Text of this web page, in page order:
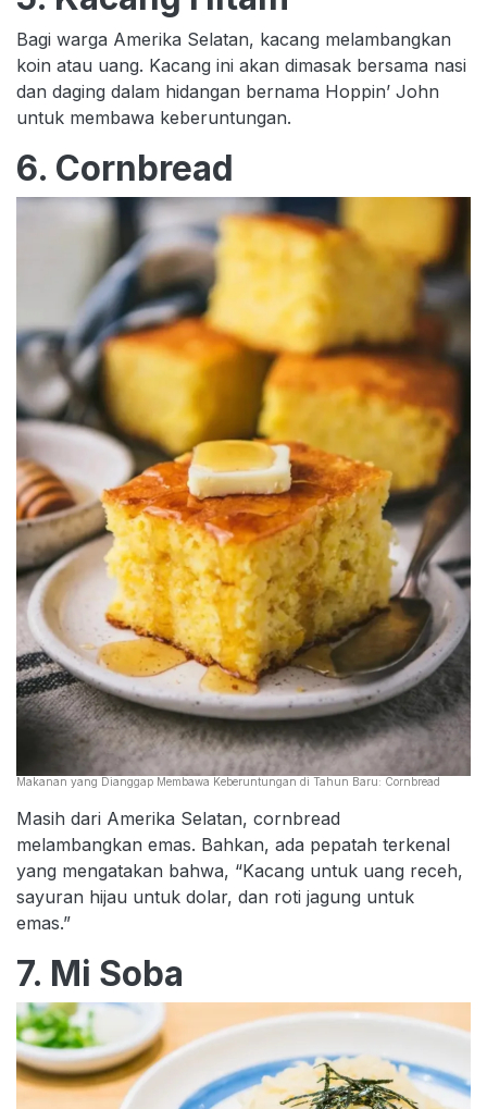
Bagi warga Amerika Selatan, kacang melambangkan
koin atau uang. Kacang ini akan dimasak bersama nasi
dan daging dalam hidangan bernama Hoppin’ John
untuk membawa keberuntungan.
6. Cornbread
Makanan yang Dianggap Membawa Keberuntungan di Tahun Baru: Cornbread
Masih dari Amerika Selatan, cornbread
melambangkan emas. Bahkan, ada pepatah terkenal
yang mengatakan bahwa, “Kacang untuk uang receh,
sayuran hijau untuk dolar, dan roti jagung untuk
emas.”
7. Mi Soba